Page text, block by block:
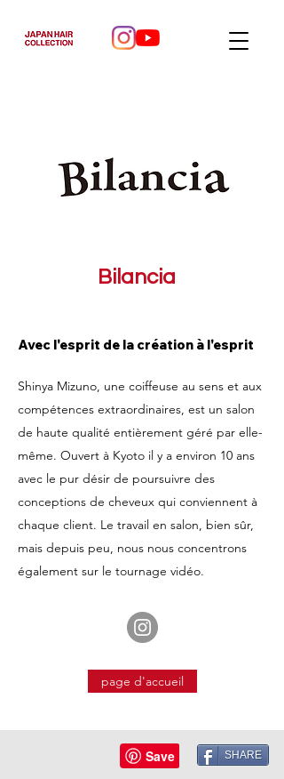
Bilancia
Avec l'esprit de la création à l'esprit
Shinya Mizuno, une coiffeuse au sens et aux
compétences extraordinaires, est un salon
de haute qualité entièrement géré par elle-
même. Ouvert à Kyoto il y a environ 10 ans
avec le pur désir de poursuivre des
conceptions de cheveux qui conviennent à
chaque client. Le travail en salon, bien sûr,
mais depuis peu, nous nous concentrons
également sur le tournage vidéo.
page d'accueil
SHARE